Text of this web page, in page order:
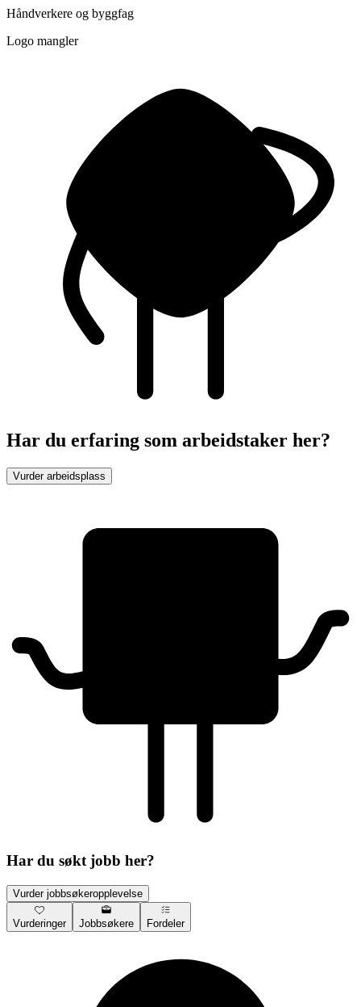
Håndverkere og byggfag
Logo mangler
Har du erfaring som arbeidstaker her?
Vurder arbeidsplass
Har du søkt jobb her?
Vurder jobbsøkeropplevelse
Vurderinger Jobbsøkere Fordeler